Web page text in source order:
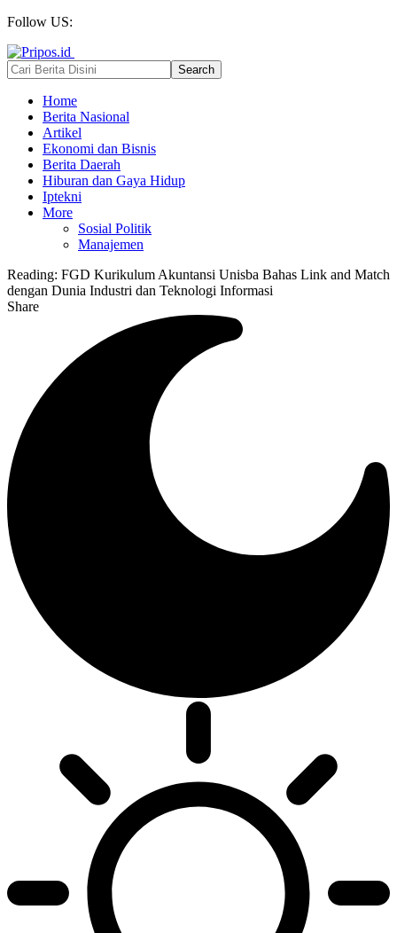
Follow US:
Home
Berita Nasional
Artikel
Ekonomi dan Bisnis
Berita Daerah
Hiburan dan Gaya Hidup
Iptekni
More
Sosial Politik
Manajemen
Reading: FGD Kurikulum Akuntansi Unisba Bahas Link and Match
dengan Dunia Industri dan Teknologi Informasi
Share